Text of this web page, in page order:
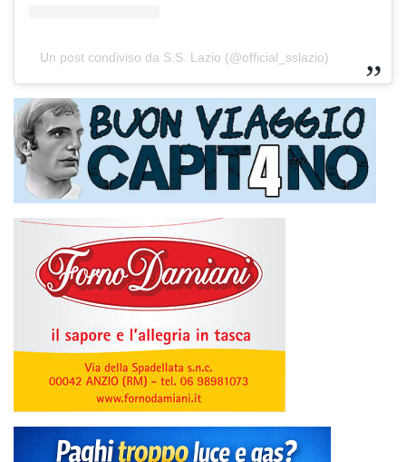
Un post condiviso da S.S. Lazio (@official_sslazio)